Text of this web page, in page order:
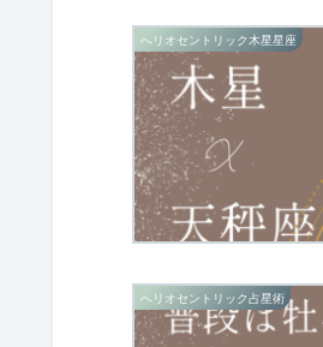
へリオセントリック木星星座
へリオセントリック占星術